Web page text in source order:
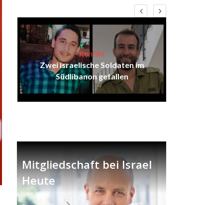
Konflikt
Zwei israelische Soldaten im
Südlibanon gefallen
Mitgliedschaft bei Israel
Heute